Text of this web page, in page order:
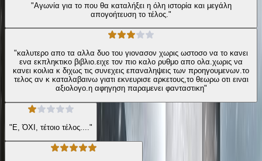
"Αγωνία για το που θα καταλήξει η όλη ιστορία και μεγάλη
απογοήτευση το τέλος."
"καλυτερο απο τα αλλα δυο του γιονασον χωρις ωστοσο να το κανει
ενα εκπληκτικο βιβλιο.ειχε τον πιο καλο ρυθμο απο ολα.χωρις να
κανει κοιλια κ διχως τις συνεχεις επαναληψεις των προηγουμενων.το
τελος αν κ καταλαβαινω γιατι εκνευρισε αρκετους,το θεωρω οτι ειναι
αξιολογο.η αφηγηση παραμενει φανταστικη"
"Ε, ΌΧΙ, τέτοιο τέλος...."